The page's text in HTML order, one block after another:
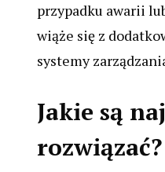
przypadku awarii
wiąże się z
systemy
Jakie są
rozwiązać?